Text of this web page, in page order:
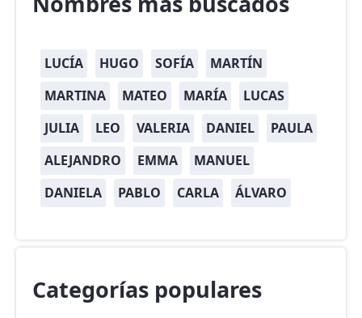
LUCÍA HUGO SOFÍA
MARTÍN
MARTINA
MATEO MARÍA
LUCAS
JULIA
LEO VALERIA DANIEL
PAULA
ALEJANDRO
EMMA
MANUEL
DANIELA
PABLO CARLA ÁLVARO
Categorías populares